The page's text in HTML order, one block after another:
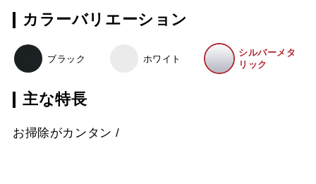
カラーバリエーション
ブラック ホワイト
シルバーメタ
リック
主な特長
お掃除がカンタン